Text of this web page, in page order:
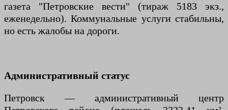
газета "Петровские вести" (тираж 5183 экз.,
еженедельно). Коммунальные услуги стабильны,
но есть жалобы на дороги.
Административный статус
Петровск — административный центр